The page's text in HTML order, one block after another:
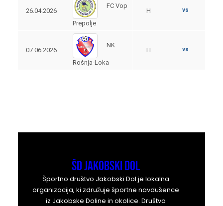
26.04.2026
FC Vop
Prepolje
H vs
07.06.2026
NK
Rošnja-Loka
H vs
ŠD Jakobski Dol
Športno društvo Jakobski Dol je lokalna
organizacija, ki združuje športne navdušence
iz Jakobske Doline in okolice. Društvo